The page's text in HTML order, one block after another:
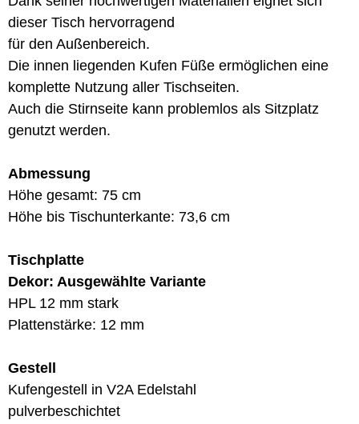
dieser Tisch hervorragend
für den Außenbereich.
Die innen liegenden Kufen Füße ermöglichen eine
komplette Nutzung aller Tischseiten.
Auch die Stirnseite kann problemlos als Sitzplatz
genutzt werden.
Abmessung
Höhe gesamt: 75 cm
Höhe bis Tischunterkante: 73,6 cm
Tischplatte
Dekor: Ausgewählte Variante
HPL 12 mm stark
Plattenstärke: 12 mm
Gestell
Kufengestell in V2A Edelstahl
pulverbeschichtet